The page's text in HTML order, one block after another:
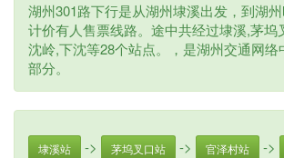
湖州301路下行是从湖州埭溪出发，到湖
计价有人售票线路。途中共经过埭溪,茅坞
沈岭,下沈等28个站点。，是湖州交通网络
部分。
埭溪站 -> 茅坞叉口站 -> 官泽村站 ->